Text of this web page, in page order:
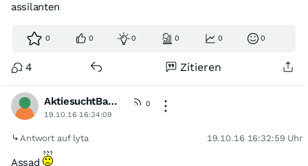
assilanten
0 0 0 0 0 0
4 Zitieren
AktiesuchtBauer
0
19.10.16 16:34:09
Antwort auf lyta 19.10.16 16:32:59 Uhr
Assad